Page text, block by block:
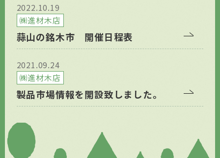
2022.10.19
㈱進材木店
蒜山の銘木市 開催日程表
2021.09.24
㈱進材木店
製品市場情報を開設致しました。